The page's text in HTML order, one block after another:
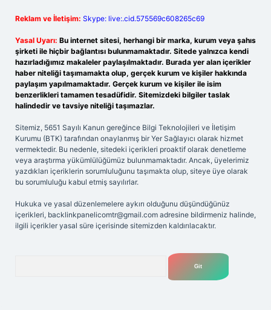
Reklam ve İletişim: Skype: live:.cid.575569c608265c69
Yasal Uyarı: Bu internet sitesi, herhangi bir marka, kurum veya şahıs
şirketi ile hiçbir bağlantısı bulunmamaktadır. Sitede yalnızca kendi
hazırladığımız makaleler paylaşılmaktadır. Burada yer alan içerikler
haber niteliği taşımamakta olup, gerçek kurum ve kişiler hakkında
paylaşım yapılmamaktadır. Gerçek kurum ve kişiler ile isim
benzerlikleri tamamen tesadüfidir. Sitemizdeki bilgiler taslak
halindedir ve tavsiye niteliği taşımazlar.
Sitemiz, 5651 Sayılı Kanun gereğince Bilgi Teknolojileri ve İletişim
Kurumu (BTK) tarafından onaylanmış bir Yer Sağlayıcı olarak hizmet
vermektedir. Bu nedenle, sitedeki içerikleri proaktif olarak denetleme
veya araştırma yükümlülüğümüz bulunmamaktadır. Ancak, üyelerimiz
yazdıkları içeriklerin sorumluluğunu taşımakta olup, siteye üye olarak
bu sorumluluğu kabul etmiş sayılırlar.
Hukuka ve yasal düzenlemelere aykırı olduğunu düşündüğünüz
içerikleri, backlinkpanelicomtr@gmail.com adresine bildirmeniz halinde,
ilgili içerikler yasal süre içerisinde sitemizden kaldırılacaktır.